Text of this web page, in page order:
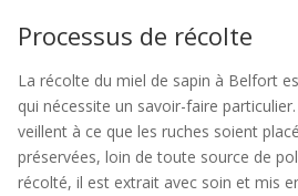
Processus de récolte
La récolte du miel de sapin à Belfort
qui nécessite un savoir-faire
veillent à ce que les ruches soient
préservées, loin de toute source de
récolté, il est extrait avec soin et mis